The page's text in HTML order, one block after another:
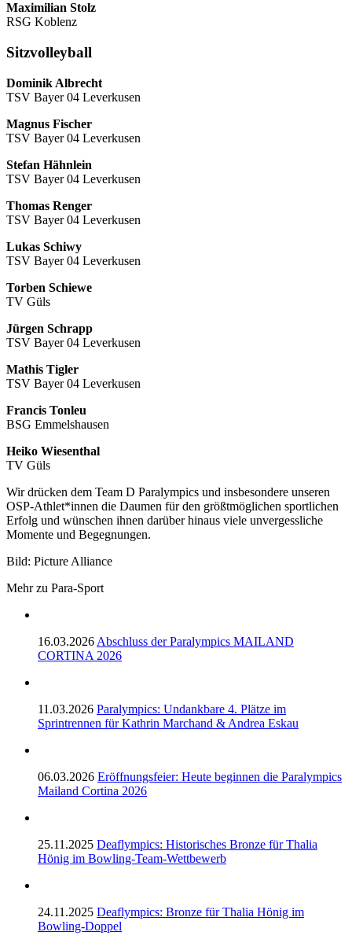
Maximilian Stolz
RSG Koblenz
Sitzvolleyball
Dominik Albrecht
TSV Bayer 04 Leverkusen
Magnus Fischer
TSV Bayer 04 Leverkusen
Stefan Hähnlein
TSV Bayer 04 Leverkusen
Thomas Renger
TSV Bayer 04 Leverkusen
Lukas Schiwy
TSV Bayer 04 Leverkusen
Torben Schiewe
TV Güls
Jürgen Schrapp
TSV Bayer 04 Leverkusen
Mathis Tigler
TSV Bayer 04 Leverkusen
Francis Tonleu
BSG Emmelshausen
Heiko Wiesenthal
TV Güls
Wir drücken dem Team D Paralympics und insbesondere unseren
OSP-Athlet*innen die Daumen für den größtmöglichen sportlichen
Erfolg und wünschen ihnen darüber hinaus viele unvergessliche
Momente und Begegnungen.
Bild: Picture Alliance
Mehr zu Para-Sport
16.03.2026 Abschluss der Paralympics MAILAND
CORTINA 2026
11.03.2026 Paralympics: Undankbare 4. Plätze im
Sprintrennen für Kathrin Marchand & Andrea Eskau
06.03.2026 Eröffnungsfeier: Heute beginnen die Paralympics
Mailand Cortina 2026
25.11.2025 Deaflympics: Historisches Bronze für Thalia
Hönig im Bowling-Team-Wettbewerb
24.11.2025 Deaflympics: Bronze für Thalia Hönig im
Bowling-Doppel